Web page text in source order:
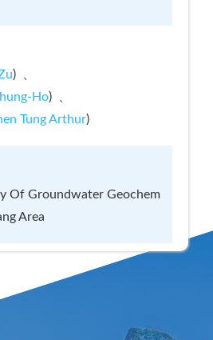
)
Ho)
Tung Arthur)
Of Groundwater Geochem
Area